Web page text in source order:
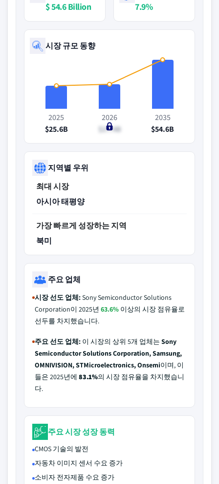
$ 54.6 Billion 7.9%
시장 규모 동향
2025
$25.6B
2026
$27.4B
2035
$54.6B
지역별 우위
최대 시장
아시아 태평양
가장 빠르게 성장하는 지역
북미
주요 업체
시장 선도 업체:Sony Semiconductor Solutions
Corporation이 2025년 63.6% 이상의 시장 점유율로
선두를 차지했습니다.
주요 선도 업체: 이 시장의 상위 5개 업체는 Sony
Semiconductor Solutions Corporation, Samsung,
OMNIVISION, STMicroelectronics, Onsemi이며, 이
들은 2025년에 83.1%의 시장 점유율을 차지했습니
다.
주요 시장 성장 동력
CMOS 기술의 발전
자동차 이미지 센서 수요 증가
소비자 전자제품 수요 증가